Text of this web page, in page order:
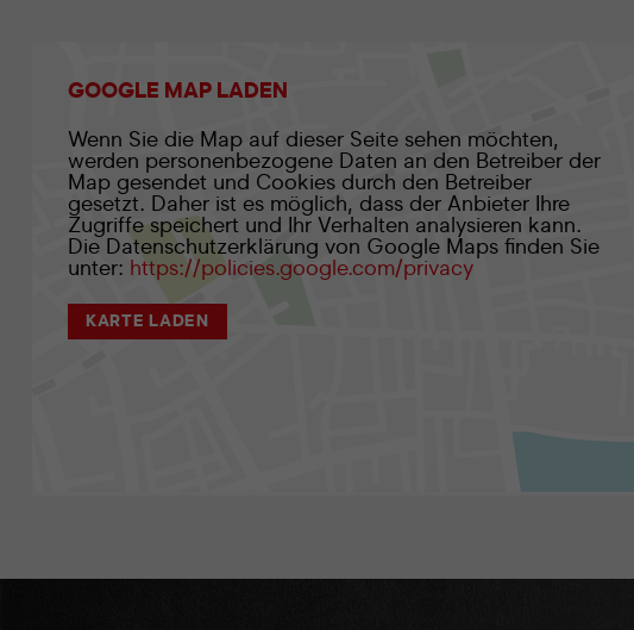
GOOGLE MAP LADEN
Wenn Sie die Map auf dieser Seite sehen möchten,
werden personenbezogene Daten an den Betreiber der
Map gesendet und Cookies durch den Betreiber
gesetzt. Daher ist es möglich, dass der Anbieter Ihre
Zugriffe speichert und Ihr Verhalten analysieren kann.
Die Datenschutzerklärung von Google Maps finden Sie
unter: https://policies.google.com/privacy
KARTE LADEN